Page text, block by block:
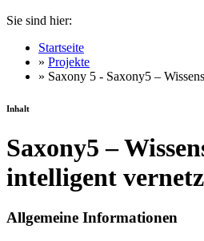
Sie sind hier:
Startseite
» Projekte
» Saxony 5 - Saxony5 –
Inhalt
Saxony5 –
intelligent
Allgemeine Informationen